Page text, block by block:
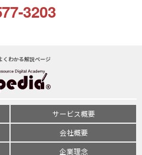
3203
くわかる解説ページ
サービス概要
会社概要
企業理念